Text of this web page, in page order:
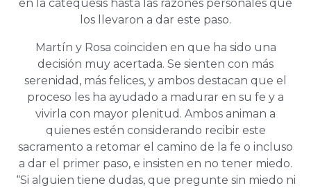
en la catequesis hasta las razones personales que
los llevaron a dar este paso.
Martín y Rosa coinciden en que ha sido una
decisión muy acertada. Se sienten con más
serenidad, más felices, y ambos destacan que el
proceso les ha ayudado a madurar en su fe y a
vivirla con mayor plenitud. Ambos animan a
quienes estén considerando recibir este
sacramento a retomar el camino de la fe o incluso
a dar el primer paso, e insisten en no tener miedo.
“Si alguien tiene dudas, que pregunte sin miedo ni